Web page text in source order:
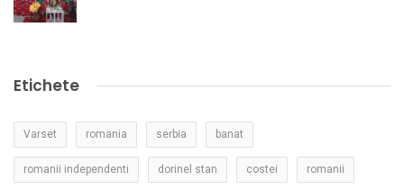
Etichete
Varset romania serbia banat
romanii independenti dorinel stan costei romanii